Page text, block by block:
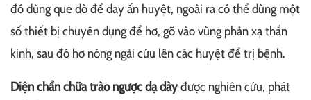
đó dùng que dò để day ấn huyệt, ngoài ra có thể dùng một
số thiết bị chuyên dụng để hơ, gõ vào vùng phản xạ thần
kinh, sau đó hơ nóng ngải cứu lên các huyệt để trị bệnh.
Diện chẩn chữa trào ngược dạ dàyđược nghiên cứu, phát